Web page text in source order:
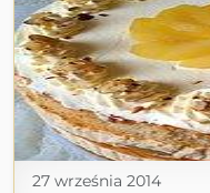
27 września 2014